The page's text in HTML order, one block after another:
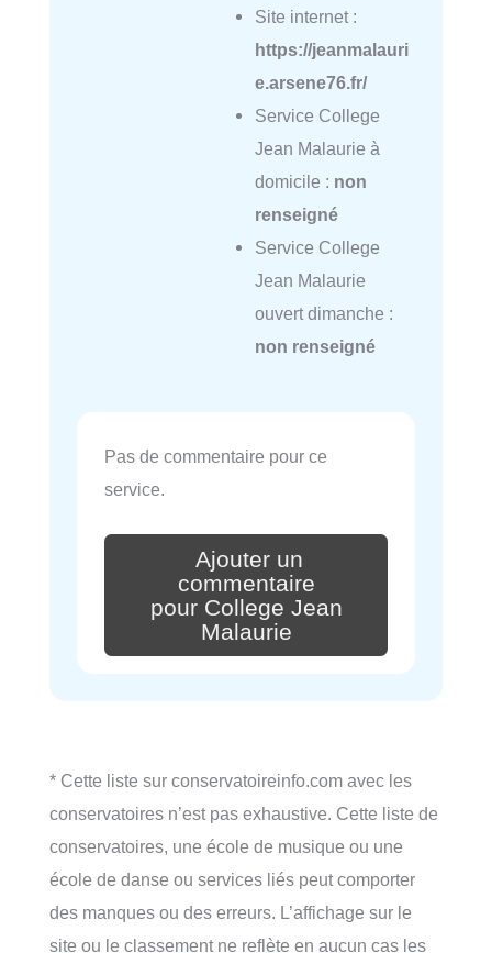
Site internet :
https://jeanmalauri
e.arsene76.fr/
Service College
Jean Malaurie à
domicile : non
renseigné
Service College
Jean Malaurie
ouvert dimanche :
non renseigné
Pas de commentaire pour ce
service.
Ajouter un
commentaire
pour College Jean
Malaurie
* Cette liste sur conservatoireinfo.com avec les
conservatoires n’est pas exhaustive. Cette liste de
conservatoires, une école de musique ou une
école de danse ou services liés peut comporter
des manques ou des erreurs. L’affichage sur le
site ou le classement ne reflète en aucun cas les